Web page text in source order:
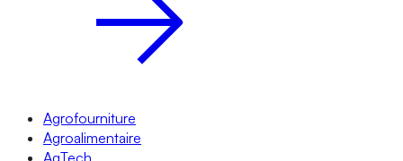
Agrofourniture
Agroalimentaire
AgTech